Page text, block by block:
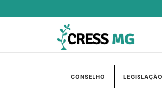
CONSELHO LEGISLAÇÃO